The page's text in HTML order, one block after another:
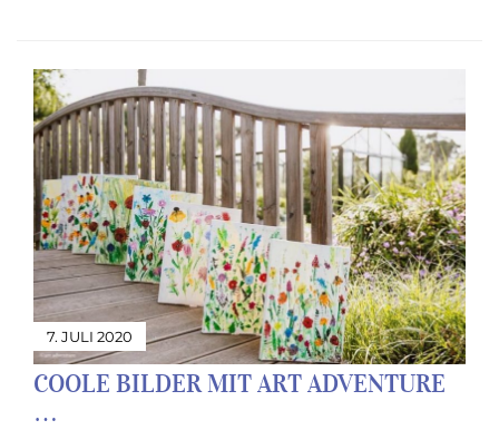
7. JULI 2020
COOLE BILDER MIT ART ADVENTURE
…